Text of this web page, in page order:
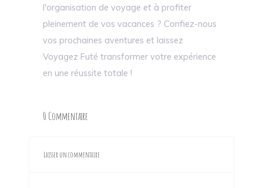
l'organisation de voyage et à profiter
pleinement de vos vacances ? Confiez-nous
vos prochaines aventures et laissez
Voyagez Futé transformer votre expérience
en une réussite totale !
0 Commentaire
Laisser un commentaire